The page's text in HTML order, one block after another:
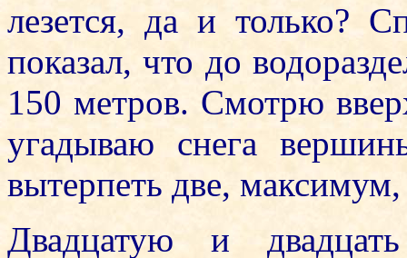
лезется, да и только?
показал, что до
150 метров. Смотрю
угадываю снега
вытерпеть две,
Двадцатую и